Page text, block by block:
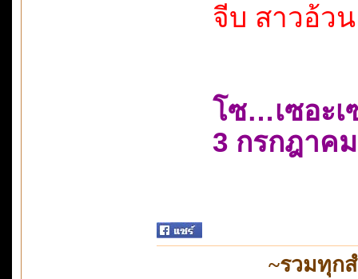
จีบ สาวอ้ว
โซ…เซอะเ
3 กรกฎาค
~รวมทุก